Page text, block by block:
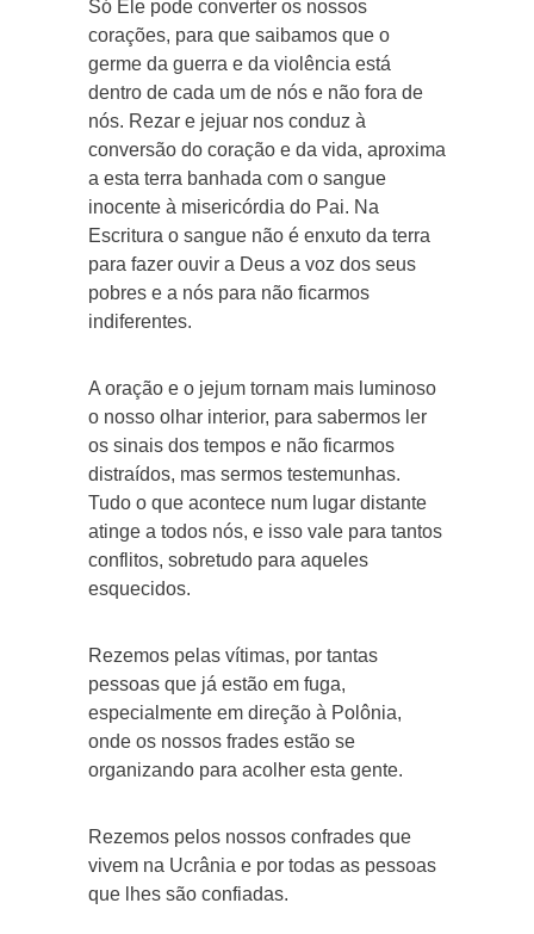
Só Ele pode converter os nossos
corações, para que saibamos que o
germe da guerra e da violência está
dentro de cada um de nós e não fora de
nós. Rezar e jejuar nos conduz à
conversão do coração e da vida, aproxima
a esta terra banhada com o sangue
inocente à misericórdia do Pai. Na
Escritura o sangue não é enxuto da terra
para fazer ouvir a Deus a voz dos seus
pobres e a nós para não ficarmos
indiferentes.
A oração e o jejum tornam mais luminoso
o nosso olhar interior, para sabermos ler
os sinais dos tempos e não ficarmos
distraídos, mas sermos testemunhas.
Tudo o que acontece num lugar distante
atinge a todos nós, e isso vale para tantos
conflitos, sobretudo para aqueles
esquecidos.
Rezemos pelas vítimas, por tantas
pessoas que já estão em fuga,
especialmente em direção à Polônia,
onde os nossos frades estão se
organizando para acolher esta gente.
Rezemos pelos nossos confrades que
vivem na Ucrânia e por todas as pessoas
que lhes são confiadas.